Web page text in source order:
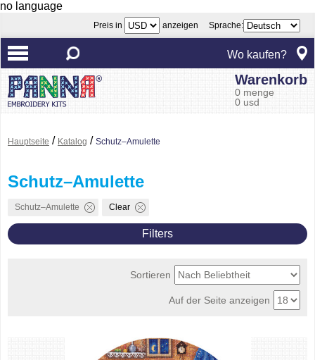
no language
Preis in anzeigen Sprache:
Wo kaufen?
Warenkorb
0 menge
0 usd
Hauptseite / Katalog / Schutz–Amulette
Schutz–Amulette
Schutz–Amulette Clear
Filters
Sortieren
Auf der Seite anzeigen